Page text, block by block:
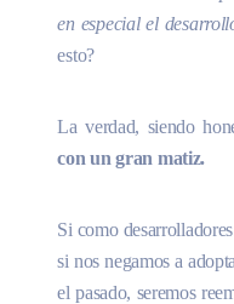
en especial el
esto?
La verdad, siendo
con un gran matiz.
Si como
si nos negamos a
el pasado, seremos